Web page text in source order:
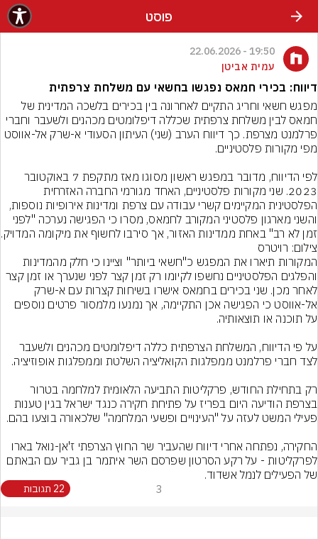
פוסט
19:50 - 22.06.2026
עמית אביטן
דיווח: בכירי חמאס נפגשו בחשאי עם משלחת צרפתית
מפגש חשאי וחריג התקיים לאחרונה בין בכירים בלשכה המדינית של
2023. שני מקורות פלסטיניים, האחד מגורמי החברה האזרחית
זמן לא רב" באחת ממדינות האזור, אך סירבו לחשוף את מיקומה המדויק.
צילום: רויטרס
המקורות תיארו את המפגש כ"חשאי ביותר" וציינו כי חלק מהמדינות
והפלגים הפלסטיניים נחשפו לקיומו רק זמן קצר לפני שנערך או זמן קצר
רק בתחילת החודש, פרקליטות התביעה הלאומית למלחמה בטרור
של הפעילים לנמל אשדוד.
3 22 תגובות